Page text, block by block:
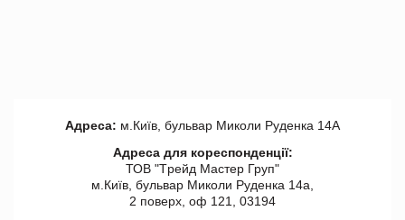
Адреса: м.Київ, бульвар Миколи Руденка 14А
Адреса для кореспонденції:
ТОВ "Tрейд Мастер Груп"
м.Київ, бульвар Миколи Руденка 14а,
2 поверх, оф 121, 03194